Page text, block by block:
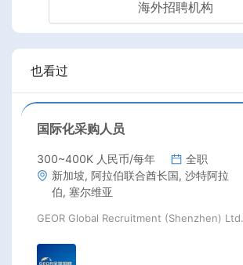
海外招聘机构
也看过
国际化采购人员
300~400K 人民币/每年
全职
新加坡, 阿拉伯联合酋长国, 沙特阿拉
伯, 塞尔维亚
GEOR Global Recruitment (Shenzhen) Ltd.